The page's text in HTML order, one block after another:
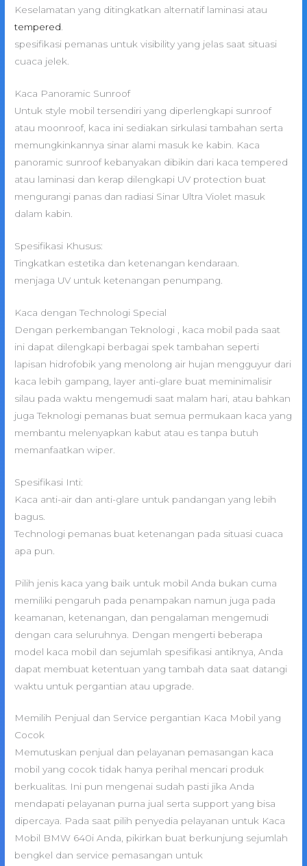
Keselamatan yang ditingkatkan alternatif laminasi atau
tempered
spesifikasi pemanas untuk visibility yang jelas saat situasi
cuaca jelek.
Kaca Panoramic Sunroof
Untuk style mobil tersendiri yang diperlengkapi sunroof
atau moonroof, kaca ini sediakan sirkulasi tambahan serta
memungkinkannya sinar alami masuk ke kabin. Kaca
panoramic sunroof kebanyakan dibikin dari kaca tempered
atau laminasi dan kerap dilengkapi UV protection buat
mengurangi panas dan radiasi Sinar Ultra Violet masuk
dalam kabin.
Spesifikasi Khusus:
Tingkatkan estetika dan ketenangan kendaraan.
menjaga UV untuk ketenangan penumpang.
Kaca dengan Technologi Special
Dengan perkembangan Teknologi , kaca mobil pada saat
ini dapat dilengkapi berbagai spek tambahan seperti
lapisan hidrofobik yang menolong air hujan mengguyur dari
kaca lebih gampang, layer anti-glare buat meminimalisir
silau pada waktu mengemudi saat malam hari, atau bahkan
juga Teknologi pemanas buat semua permukaan kaca yang
membantu melenyapkan kabut atau es tanpa butuh
memanfaatkan wiper.
Spesifikasi Inti:
Kaca anti-air dan anti-glare untuk pandangan yang lebih
bagus.
Technologi pemanas buat ketenangan pada situasi cuaca
apa pun.
Pilih jenis kaca yang baik untuk mobil Anda bukan cuma
memiliki pengaruh pada penampakan namun juga pada
keamanan, ketenangan, dan pengalaman mengemudi
dengan cara seluruhnya. Dengan mengerti beberapa
model kaca mobil dan sejumlah spesifikasi antiknya, Anda
dapat membuat ketentuan yang tambah data saat datangi
waktu untuk pergantian atau upgrade.
Memilih Penjual dan Service pergantian Kaca Mobil yang
Cocok
Memutuskan penjual dan pelayanan pemasangan kaca
mobil yang cocok tidak hanya perihal mencari produk
berkualitas. Ini pun mengenai sudah pasti jika Anda
mendapati pelayanan purna jual serta support yang bisa
dipercaya. Pada saat pilih penyedia pelayanan untuk Kaca
Mobil BMW 640i Anda, pikirkan buat berkunjung sejumlah
bengkel dan service pemasangan untuk